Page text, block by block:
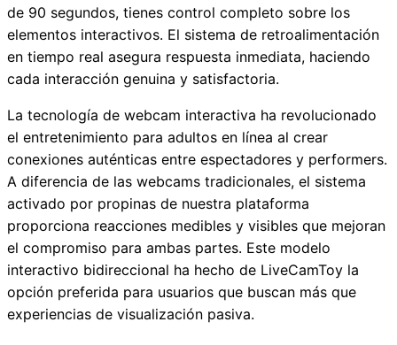
de 90 segundos, tienes control completo sobre los
elementos interactivos. El sistema de retroalimentación
en tiempo real asegura respuesta inmediata, haciendo
cada interacción genuina y satisfactoria.
La tecnología de webcam interactiva ha revolucionado
el entretenimiento para adultos en línea al crear
conexiones auténticas entre espectadores y performers.
A diferencia de las webcams tradicionales, el sistema
activado por propinas de nuestra plataforma
proporciona reacciones medibles y visibles que mejoran
el compromiso para ambas partes. Este modelo
interactivo bidireccional ha hecho de LiveCamToy la
opción preferida para usuarios que buscan más que
experiencias de visualización pasiva.